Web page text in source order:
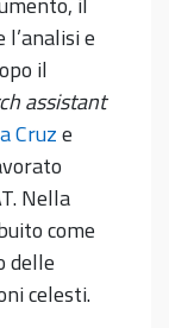
e
il
assistant
Cruze
Nella
come
delle
celesti.